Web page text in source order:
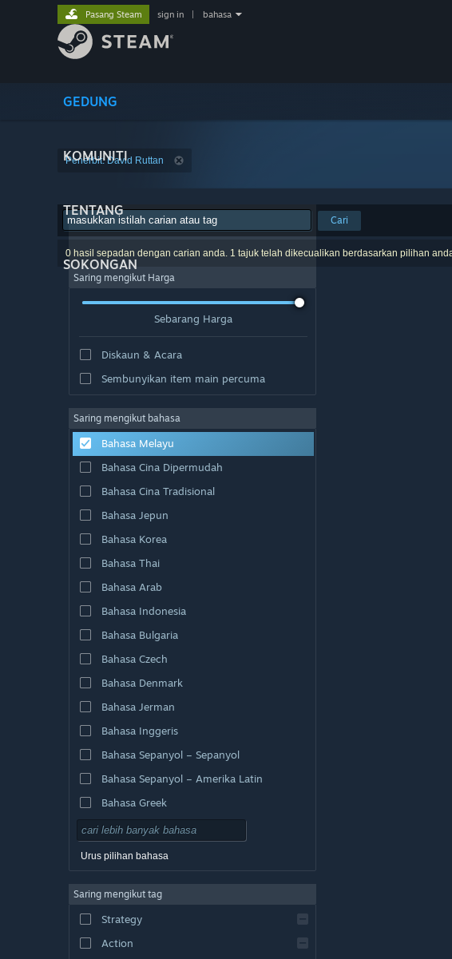
GEDUNG
KOMUNITI
TENTANG
SOKONGAN
Pasang Steam sign in bahasa
Penerbit: David Ruttan
Cari
0 hasil sepadan dengan carian anda. 1 tajuk telah dikecualikan berdasarkan pilihan
Saring mengikut Harga
Sebarang Harga
Diskaun & Acara
Sembunyikan item main percuma
Saring mengikut bahasa
Bahasa Melayu
Bahasa Cina Dipermudah
Bahasa Cina Tradisional
Bahasa Jepun
Bahasa Korea
Bahasa Thai
Bahasa Arab
Bahasa Indonesia
Bahasa Bulgaria
Bahasa Czech
Bahasa Denmark
Bahasa Jerman
Bahasa Inggeris
Bahasa Sepanyol – Sepanyol
Bahasa Sepanyol – Amerika Latin
Bahasa Greek
Urus pilihan bahasa
Saring mengikut tag
Strategy
Action